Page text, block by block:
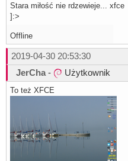
Stara miłość nie rdzewieje... xfce
]:>
Offline
2019-04-30 20:53:30
JerCha - Użytkownik
To też XFCE